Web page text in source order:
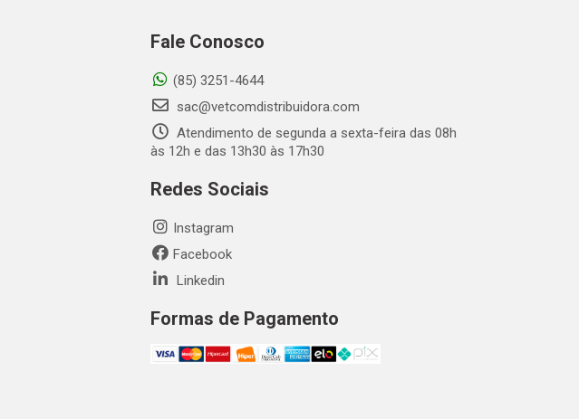
Fale Conosco
(85) 3251-4644
sac@vetcomdistribuidora.com
Atendimento de segunda a sexta-feira das 08h
às 12h e das 13h30 às 17h30
Redes Sociais
Instagram
Facebook
Linkedin
Formas de Pagamento